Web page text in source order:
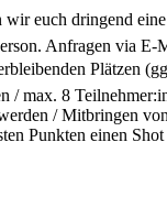
euch dringend
Anfragen via E-
Plätzen
/ max. 8
/ Mitbringen
Punkten einen